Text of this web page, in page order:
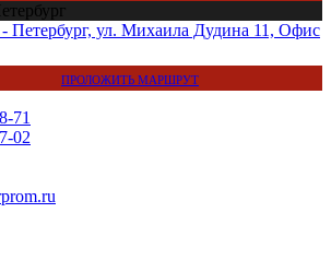
- Петербург, ул. Михаила Дудина 11, Офис
ПРОЛОЖИТЬ МАРШРУТ
71
02